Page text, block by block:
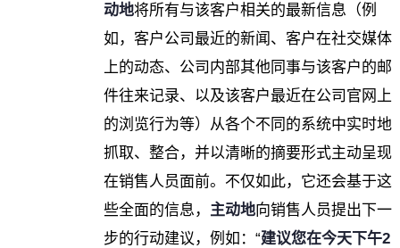
动地将所有与该客户相关的最新信息（例
如，客户公司最近的新闻、客户在社交媒体
上的动态、公司内部其他同事与该客户的邮
件往来记录、以及该客户最近在公司官网上
的浏览行为等）从各个不同的系统中实时地
抓取、整合，并以清晰的摘要形式主动呈现
在销售人员面前。不仅如此，它还会基于这
些全面的信息， 主动地向销售人员提出下一
步的行动建议，例如：“建议您在今天下午2